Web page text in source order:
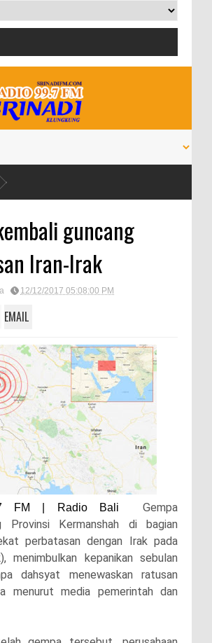
guncang
Iran-Irak
12/12/2017 05:08:00 PM
EMAIL
FM | Radio Bali Gempa
Provinsi Kermanshah di bagian
perbatasan dengan Irak pada
menimbulkan kepanikan sebulan
dahsyat menewaskan ratusan
menurut media pemerintah dan